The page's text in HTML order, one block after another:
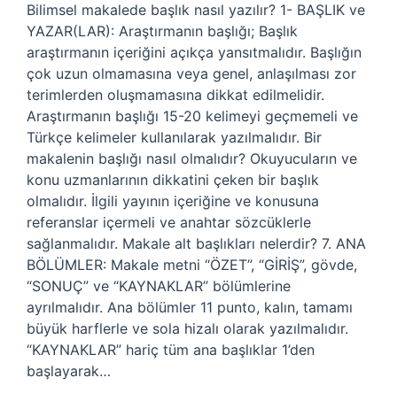
Bilimsel makalede başlık nasıl yazılır? 1- BAŞLIK ve
YAZAR(LAR): Araştırmanın başlığı; Başlık
araştırmanın içeriğini açıkça yansıtmalıdır. Başlığın
çok uzun olmamasına veya genel, anlaşılması zor
terimlerden oluşmamasına dikkat edilmelidir.
Araştırmanın başlığı 15-20 kelimeyi geçmemeli ve
Türkçe kelimeler kullanılarak yazılmalıdır. Bir
makalenin başlığı nasıl olmalıdır? Okuyucuların ve
konu uzmanlarının dikkatini çeken bir başlık
olmalıdır. İlgili yayının içeriğine ve konusuna
referanslar içermeli ve anahtar sözcüklerle
sağlanmalıdır. Makale alt başlıkları nelerdir? 7. ANA
BÖLÜMLER: Makale metni “ÖZET”, “GİRİŞ”, gövde,
“SONUÇ” ve “KAYNAKLAR” bölümlerine
ayrılmalıdır. Ana bölümler 11 punto, kalın, tamamı
büyük harflerle ve sola hizalı olarak yazılmalıdır.
“KAYNAKLAR” hariç tüm ana başlıklar 1’den
başlayarak…